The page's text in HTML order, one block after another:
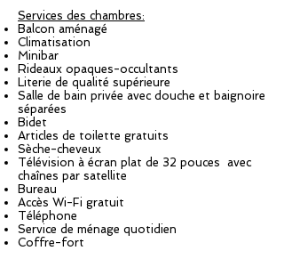
Services des chambres:
Balcon aménagé
Climatisation
Minibar
Rideaux opaques-occultants
Literie de qualité supérieure
Salle de bain privée avec douche et baignoire
séparées
Bidet
Articles de toilette gratuits
Sèche-cheveux
Télévision à écran plat de 32 pouces avec
chaînes par satellite
Bureau
Accès Wi-Fi gratuit
Téléphone
Service de ménage quotidien
Coffre-fort